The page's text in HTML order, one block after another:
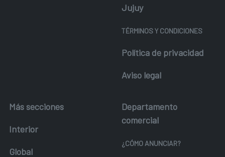
Jujuy
TÉRMINOS Y CONDICIONES
Política de privacidad
Aviso legal
Más secciones
Interior
Global
Departamento
comercial
¿CÓMO ANUNCIAR?